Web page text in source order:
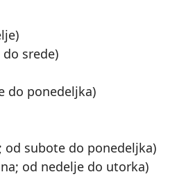
srede)
do ponedeljka)
od subote do ponedeljka)
od nedelje do utorka)